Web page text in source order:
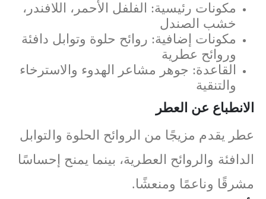
مكونات رئيسية: الفلفل الأحمر، اللافندر،
خشب الصندل
مكونات إضافية: روائح حلوة وتوابل دافئة
وروائح عطرية
القاعدة: جوهر مشاعر الهدوء والاسترخاء
والتنقية
الانطباع عن العطر
عطر يقدم مزيجًا من الروائح الحلوة والتوابل
الدافئة والروائح العطرية، بينما يمنح إحساسًا
مشرقًا وناعمًا ومنعشًا.